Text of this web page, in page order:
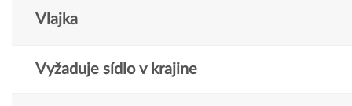
Vlajka
Vyžaduje sídlo v krajine